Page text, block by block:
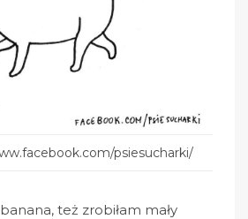
psiesucharki/
też zrobiłam mały